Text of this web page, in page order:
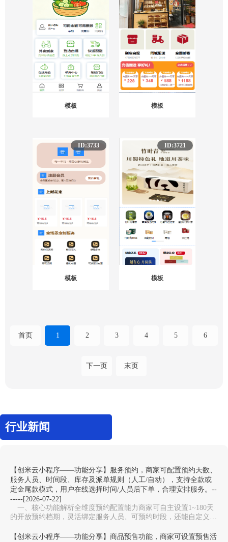
模板 模板
ID:3733
模板
ID:3721
模板
首页 1 2 3 4 5 6
下一页 末页
行业新闻
【创米云小程序——功能分享】服务预约，商家可配置预约天数、
服务人员、时间段、库存及派单规则（人工/自动），支持全款或
定金尾款模式，用户在线选择时间/人员后下单，合理安排服务。--
-----[2026-07-22]
一、核心功能解析全维度预约配置能力‌商家可自主设置1~180天
的开放预约档期，灵活绑定服务人员、可预约时段，还能自定义服
【创米云小程序——功能分享】商品预售功能，商家可设置预售活